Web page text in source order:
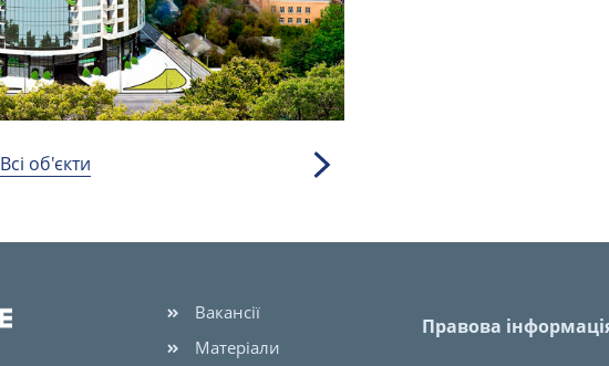
Всі об'єкти
Вакансії
Матеріали
Правова